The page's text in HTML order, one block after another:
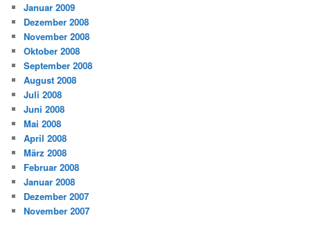
Januar 2009
Dezember 2008
November 2008
Oktober 2008
September 2008
August 2008
Juli 2008
Juni 2008
Mai 2008
April 2008
März 2008
Februar 2008
Januar 2008
Dezember 2007
November 2007